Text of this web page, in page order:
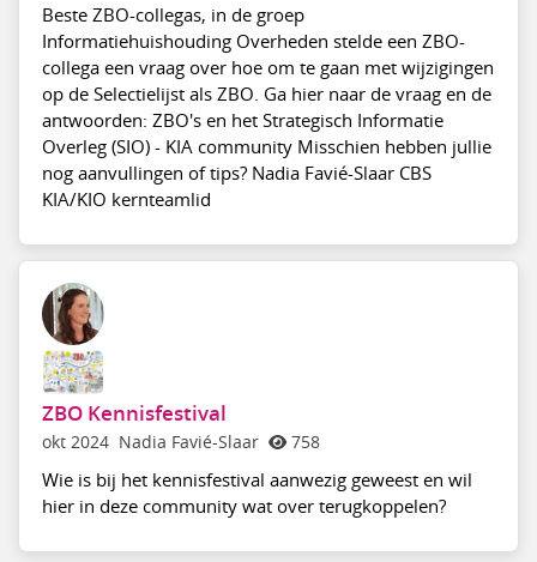
Beste ZBO-collegas, in de groep
Informatiehuishouding Overheden stelde een ZBO-
collega een vraag over hoe om te gaan met wijzigingen
op de Selectielijst als ZBO. Ga hier naar de vraag en de
antwoorden: ZBO's en het Strategisch Informatie
Overleg (SIO) - KIA community Misschien hebben jullie
nog aanvullingen of tips? Nadia Favié-Slaar CBS
KIA/KIO kernteamlid
ZBO Kennisfestival
okt 2024 Nadia Favié-Slaar 758
Wie is bij het kennisfestival aanwezig geweest en wil
hier in deze community wat over terugkoppelen?